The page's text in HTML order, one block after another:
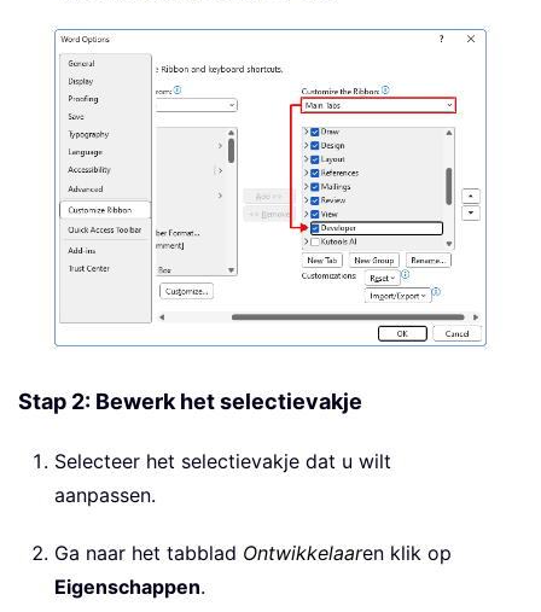
Stap 2: Bewerk het selectievakje
Selecteer het selectievakje dat u wilt
aanpassen.
Ga naar het tabblad Ontwikkelaaren klik op
Eigenschappen.